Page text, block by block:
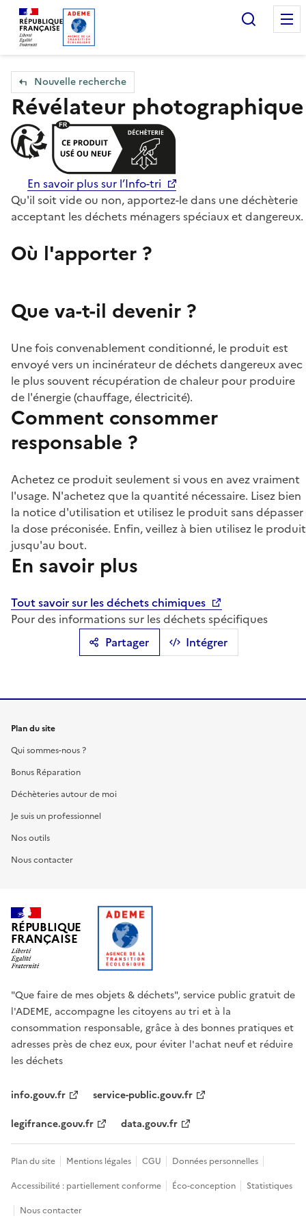
Accueil — Que Faire de mes objets & déchets
Nouvelle recherche
Révélateur photographique
En savoir plus sur l’Info-tri
Partager Intégrer
Qu'il soit vide ou non, apportez-le dans une déchèterie
acceptant les déchets ménagers spéciaux et dangereux.
Où l'apporter ?
Que va-t-il devenir ?
Une fois convenablement conditionné, le produit est
envoyé vers un incinérateur de déchets dangereux avec
le plus souvent récupération de chaleur pour produire
de l'énergie (chauffage, électricité).
Comment consommer
responsable ?
Achetez ce produit seulement si vous en avez vraiment
l'usage. N'achetez que la quantité nécessaire. Lisez bien
la notice d'utilisation et utilisez le produit sans dépasser
la dose préconisée. Enfin, veillez à bien utilisez le produit
jusqu'au bout.
En savoir plus
Tout savoir sur les déchets chimiques
Pour des informations sur les déchets spécifiques
Plan du site
Qui sommes-nous ?
Bonus Réparation
Déchèteries autour de moi
Je suis un professionnel
Nos outils
Nous contacter
RÉPUBLIQUE
FRANÇAISE
"Que faire de mes objets & déchets", service public gratuit de
l'ADEME, accompagne les citoyens au tri et à la
consommation responsable, grâce à des bonnes pratiques et
adresses près de chez eux, pour éviter l'achat neuf et réduire
les déchets
info.gouv.fr
service-public.gouv.fr
legifrance.gouv.fr
data.gouv.fr
Plan du site Mentions légales CGU
Données personnelles
Accessibilité : partiellement conforme
Éco-conception
Statistiques
Nous contacter